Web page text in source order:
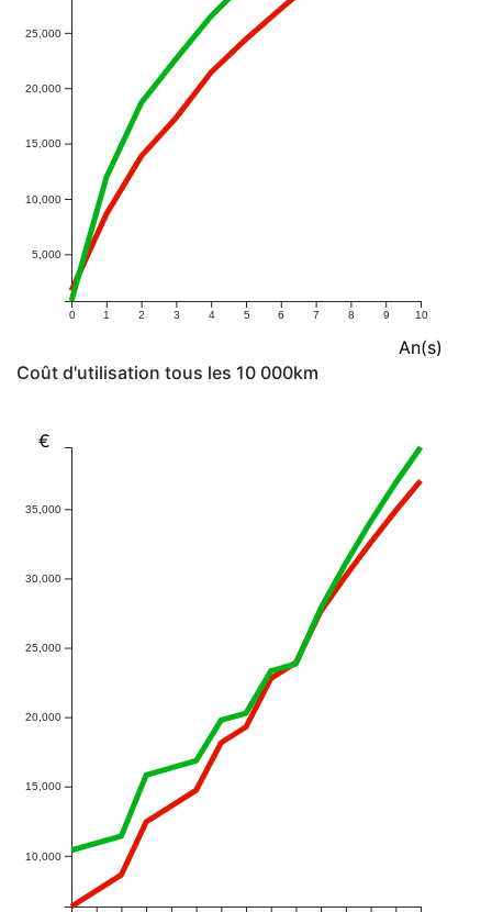
0 1 2 3 4 5 6 7 8 9 10
5,000
10,000
15,000
20,000
25,000
An(s)
Coût d'utilisation tous les 10 000km
10,000
15,000
20,000
25,000
30,000
35,000
€